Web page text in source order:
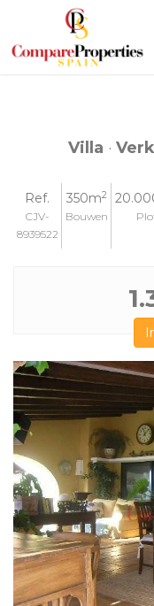
Villa ·
Ref.
CJV-
8939522
350m2
Bouwen